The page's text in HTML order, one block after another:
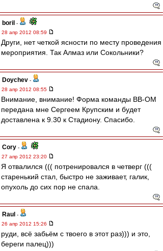
boril -
28 апр 2012 08:59
Други, нет четкой ясности по месту проведения
мероприятия. Так Алмаз или Сокольники?
Doychev -
28 апр 2012 08:55
Внимание, внимание! Форма команды ВВ-ОМ
передана мне Сергеем Крупским и будет
доставлена к 9.30 к Стадиону. Спасибо.
Cory -
27 апр 2012 23:20
Я отвалился ((( потренировался в четверг (((
старенький стал, быстро не заживает, галик,
опухоль до сих пор не спала.
Raul -
26 апр 2012 15:26
руди, всё забьём с твоего в этот раз))) и это,
береги палец)))